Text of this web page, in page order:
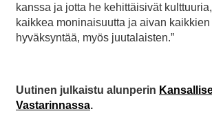
kanssa ja jotta he kehittäisivät
kaikkea moninaisuutta ja aivan
hyväksyntää, myös juutalaisten.”
Uutinen julkaistu alunperin
Vastarinnassa.